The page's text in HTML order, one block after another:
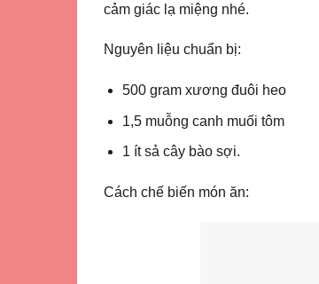
cảm giác lạ miệng nhé.
Nguyên liệu chuẩn bị:
500 gram xương đuôi heo
1,5 muỗng canh muối tôm
1 ít sả cây bào sợi.
Cách chế biến món ăn: